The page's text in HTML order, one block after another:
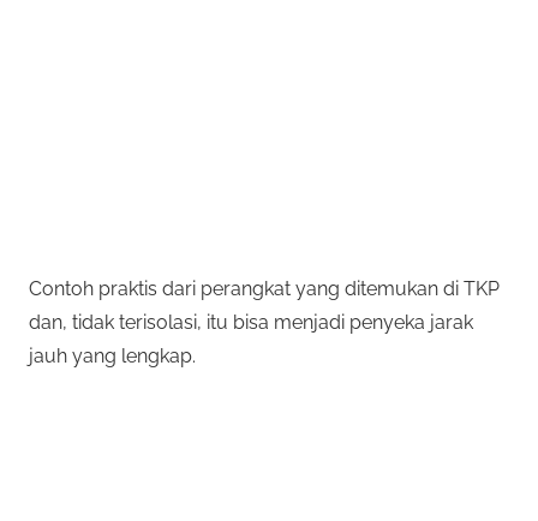
Contoh praktis dari perangkat yang ditemukan di TKP
dan, tidak terisolasi, itu bisa menjadi penyeka jarak
jauh yang lengkap.